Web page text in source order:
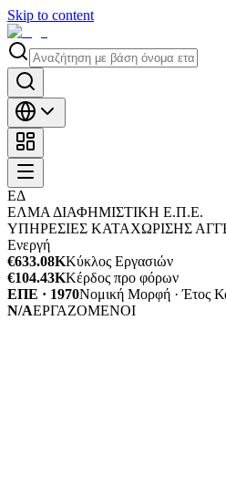
Skip to content
ΕΔ
ΕΛΜΑ ΔΙΑΦΗΜΙΣΤΙΚΗ Ε.Π.Ε.
ΥΠΗΡΕΣΙΕΣ ΚΑΤΑΧΩΡΙΣΗΣ
Ενεργή
€633.08KΚύκλος Εργασιών
€104.43KΚέρδος προ φόρων
ΕΠΕ · 1970Νομική Μορφή · Έτος
N/AΕΡΓΑΖΟΜΕΝΟΙ